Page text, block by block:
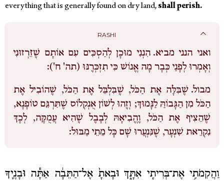
everything that is generally found on dry land, shall perish.
RASHI
ואני הנני מביא. הִנְנִי מוּכָן לְהַסְכִּים עִם אוֹתָם שֶׁזֵּרְזוּנִי
וְאָמְרוּ לְפָנַי כְּבָר מָה אֱנוֹשׁ כִּי תִזְכְּרֶנּוּ (תה' ח'):
מבול. שֶׁבִּלָּה אֶת הַכֹּל, שֶׁבִּלְבֵּל אֶת הַכֹּל, שֶׁהוֹבִיל אֶת
הַכֹּל מִן הַגָּבוֹהַּ לַנָּמוּךְ; וְזֶהוּ לְשׁוֹן אֻנְקְלוֹס שֶׁתִּרְגֵּם טוֹפָנָא,
שֶׁהֵצִיף אֶת הַכֹּל, וֶהֱבִיאָהּ לְבָבֶל שֶׁהִיא עֲמֻקָּה, לְכָךְ
נִקְרֵאת שִׁנְעָר, שֶׁנִּנְעֲרוּ שָׁם כָּל מֵתֵי מַבּוּל:
וַהֲקִמֹתִ֥י אֶת־בְּרִיתִ֖י אִתָּ֑ךְ וּבָאתָ֙ אֶל־הַתֵּבָ֔ה אַתָּ֕ה וּבָנֶ֛יךָ